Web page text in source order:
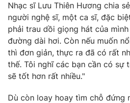
Nhạc sĩ Lưu Thiên Hương chia
người nghệ sĩ, một ca sĩ, đặc
phải trau dồi giọng hát của
đường dài hơi. Còn nếu muốn
thì đơn giản, thực ra đã có rất
thế. Tôi nghĩ các bạn cần có sự
sẽ tốt hơn rất nhiều."
Dù còn loay hoay tìm chỗ đứng